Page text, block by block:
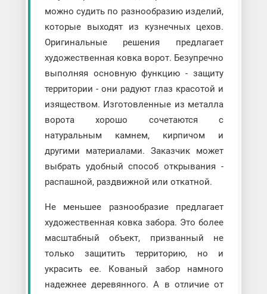
можно судить по разнообразию изделий,
которые выходят из кузнечных цехов.
Оригинальные решения предлагает
художественная ковка ворот. Безупречно
выполняя основную функцию - защиту
территории - они радуют глаз красотой и
изяществом. Изготовленные из металла
ворота хорошо сочетаются с
натуральным камнем, кирпичом и
другими материалами. Заказчик может
выбрать удобный способ открывания -
распашной, раздвижной или откатной.
Не меньшее разнообразие предлагает
художественная ковка забора. Это более
масштабный объект, призванный не
только защитить территорию, но и
украсить ее. Кованый забор намного
надежнее деревянного. А в отличие от